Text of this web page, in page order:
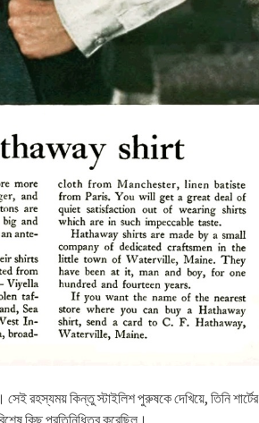
রহস্যময় কিন্তু স্টাইলিশ পুরুষকে দেখিয়ে, তিনি শার্টের